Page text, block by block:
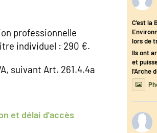
professionnelle
individuel : 290 €.
suivant Art. 261.4.4a
et délai d'accès
C'est la
lors de
Ils ont
et
l'Arche